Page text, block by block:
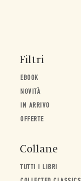
Filtri
EBOOK
NOVITÀ
IN ARRIVO
OFFERTE
Collane
TUTTI I LIBRI